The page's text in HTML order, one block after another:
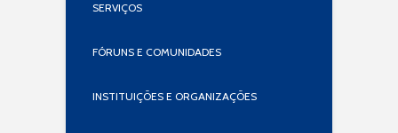
SERVIÇOS
FÓRUNS E COMUNIDADES
INSTITUIÇÕES E ORGANIZAÇÕES